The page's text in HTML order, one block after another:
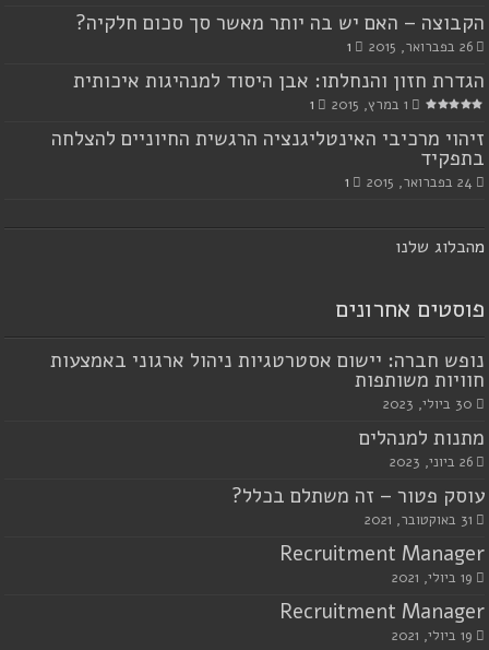
הקבוצה – האם יש בה יותר מאשר סך סכום חלקיה?
26 בפברואר, 2015 1
הגדרת חזון והנחלתו: אבן היסוד למנהיגות איכותית
1 במרץ, 2015 1
זיהוי מרכיבי האינטליגנציה הרגשית החיוניים להצלחה
בתפקיד
24 בפברואר, 2015 1
מהבלוג שלנו
פוסטים אחרונים
נופש חברה: יישום אסטרטגיות ניהול ארגוני באמצעות
חוויות משותפות
30 ביולי, 2023
מתנות למנהלים
26 ביוני, 2023
עוסק פטור – זה משתלם בכלל?
31 באוקטובר, 2021
Recruitment Manager
19 ביולי, 2021
Recruitment Manager
19 ביולי, 2021